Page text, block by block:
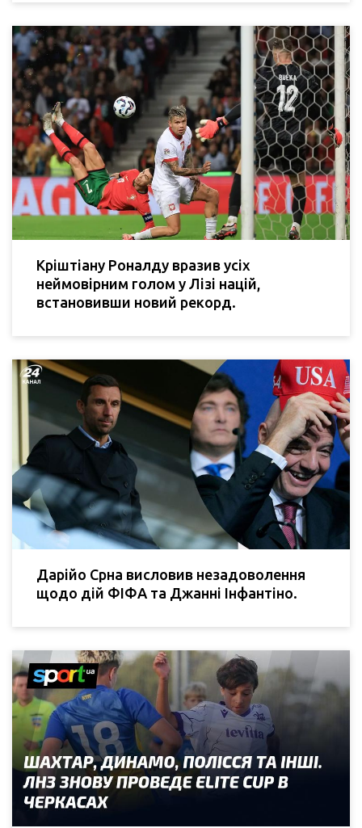
Кріштіану Роналду вразив усіх
неймовірним голом у Лізі націй,
встановивши новий рекорд.
Дарійо Срна висловив незадоволення
щодо дій ФІФА та Джанні Інфантіно.